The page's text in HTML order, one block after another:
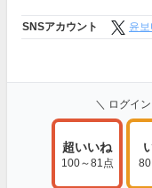
SNSアカウント 윤보
＼ ログイ
超いいね
100～81点